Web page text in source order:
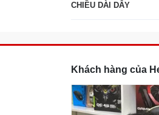
CHIỀU DÀI DÂY
Khách hàng của